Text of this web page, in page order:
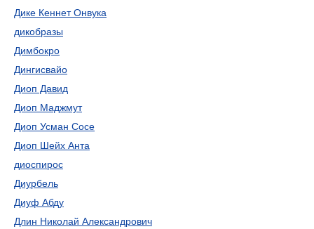
Дике Кеннет Онвука
дикобразы
Димбокро
Дингисвайо
Диоп Давид
Диоп Маджмут
Диоп Усман Сосе
Диоп Шейх Анта
диоспирос
Диурбель
Диуф Абду
Длин Николай Александрович